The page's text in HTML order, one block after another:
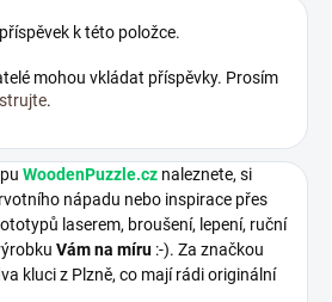
k této položce.
mohou vkládat příspěvky. Prosím
.
WoodenPuzzle.cz naleznete, si
nápadu nebo inspirace přes
laserem, broušení, lepení, ruční
Vám na míru :-). Za značkou
kluci z Plzně, co mají rádi originální